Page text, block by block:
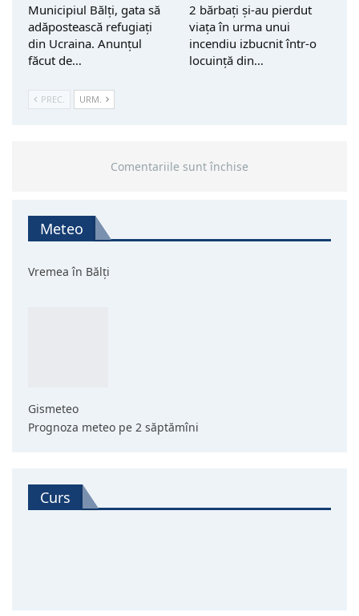
Municipiul Bălți, gata să
adăpostească refugiați
din Ucraina. Anunțul
făcut de…
2 bărbați și-au pierdut
viața în urma unui
incendiu izbucnit într-o
locuință din…
PREC. URM.
Comentariile sunt închise
Meteo
Vremea în Bălți
Gismeteo
Prognoza meteo pe 2 săptămîni
Curs